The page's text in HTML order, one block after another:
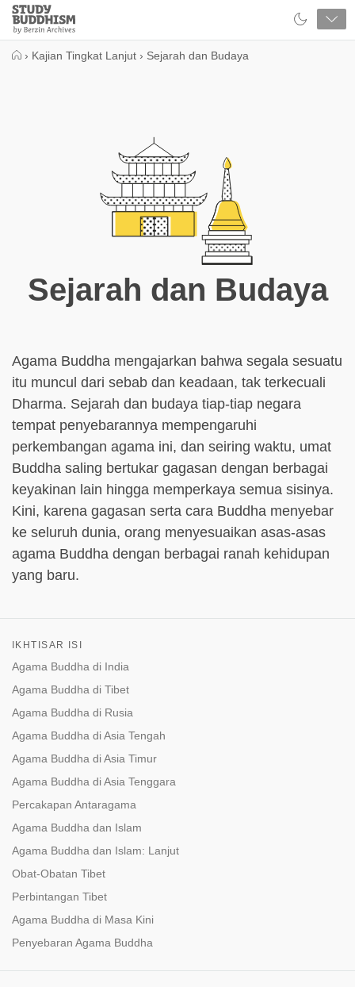
Close
Study
Buddhism
› Kajian Tingkat Lanjut › Sejarah dan Budaya
Sejarah dan Budaya
Agama Buddha mengajarkan bahwa segala sesuatu
itu muncul dari sebab dan keadaan, tak terkecuali
Dharma. Sejarah dan budaya tiap-tiap negara
tempat penyebarannya mempengaruhi
perkembangan agama ini, dan seiring waktu, umat
Buddha saling bertukar gagasan dengan berbagai
keyakinan lain hingga memperkaya semua sisinya.
Kini, karena gagasan serta cara Buddha menyebar
ke seluruh dunia, orang menyesuaikan asas-asas
agama Buddha dengan berbagai ranah kehidupan
yang baru.
IKHTISAR ISI
Agama Buddha di India
Agama Buddha di Tibet
Agama Buddha di Rusia
Agama Buddha di Asia Tengah
Agama Buddha di Asia Timur
Agama Buddha di Asia Tenggara
Percakapan Antaragama
Agama Buddha dan Islam
Agama Buddha dan Islam: Lanjut
Obat-Obatan Tibet
Perbintangan Tibet
Agama Buddha di Masa Kini
Penyebaran Agama Buddha